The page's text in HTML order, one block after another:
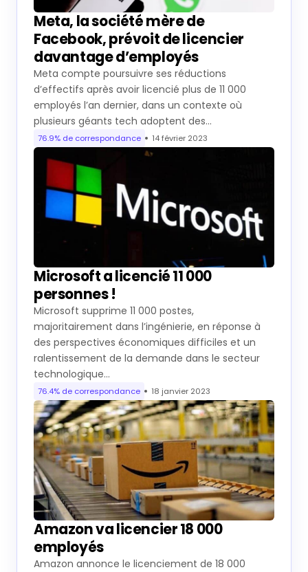
Meta, la société mère de
Facebook, prévoit de licencier
davantage d’employés
Meta compte poursuivre ses réductions
d’effectifs après avoir licencié plus de 11 000
employés l’an dernier, dans un contexte où
plusieurs géants tech adoptent des…
76.9% de correspondance 14 février 2023
Microsoft a licencié 11 000
personnes !
Microsoft supprime 11 000 postes,
majoritairement dans l’ingénierie, en réponse à
des perspectives économiques difficiles et un
ralentissement de la demande dans le secteur
technologique…
76.4% de correspondance 18 janvier 2023
Amazon va licencier 18 000
employés
Amazon annonce le licenciement de 18 000